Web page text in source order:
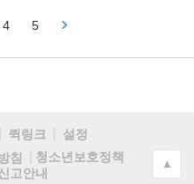
4 5
퀵링크
설정
침
청소년보호정책
고안내
▲